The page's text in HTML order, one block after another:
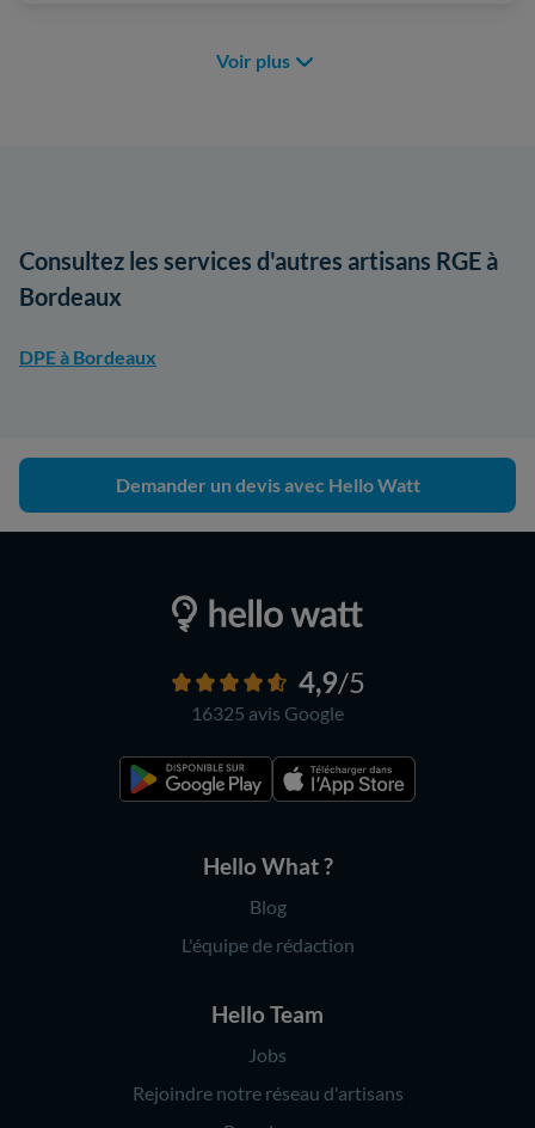
Voir plus
Consultez les services d'autres artisans RGE à
Bordeaux
DPE à Bordeaux
Demander un devis avec Hello Watt
4,9/5
16325 avis Google
Hello What ?
Blog
L'équipe de rédaction
Hello Team
Jobs
Rejoindre notre réseau d'artisans